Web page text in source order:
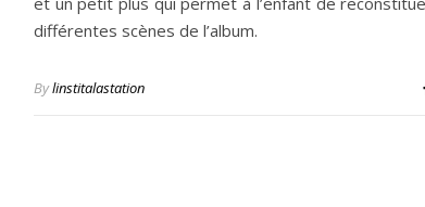
différentes scènes de l’album.
Bylinstitalastation